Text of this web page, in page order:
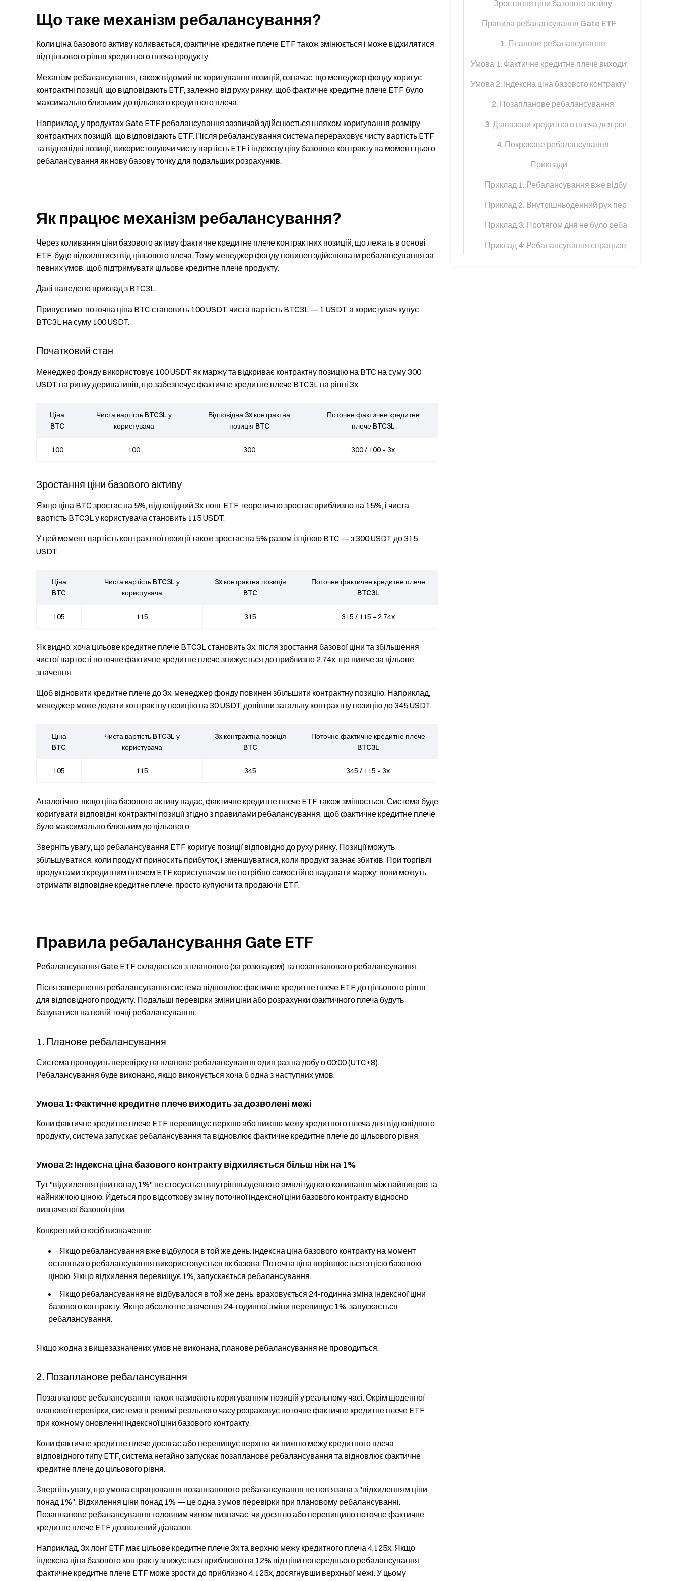
Що таке механізм ребалансування?
Коли ціна базового активу коливається, фактичне кредитне плече ETF також змінюється і може відхилятися
від цільового рівня кредитного плеча продукту.
Механізм ребалансування, також відомий як коригування позицій, означає, що менеджер фонду коригує
контрактні позиції, що відповідають ETF, залежно від руху ринку, щоб фактичне кредитне плече ETF було
максимально близьким до цільового кредитного плеча.
Наприклад, у продуктах Gate ETF ребалансування зазвичай здійснюється шляхом коригування розміру
контрактних позицій, що відповідають ETF. Після ребалансування система перераховує чисту вартість ETF
та відповідні позиції, використовуючи чисту вартість ETF і індексну ціну базового контракту на момент цього
ребалансування як нову базову точку для подальших розрахунків.
Як працює механізм ребалансування?
Через коливання ціни базового активу фактичне кредитне плече контрактних позицій, що лежать в основі
ETF, буде відхилятися від цільового плеча. Тому менеджер фонду повинен здійснювати ребалансування за
певних умов, щоб підтримувати цільове кредитне плече продукту.
Далі наведено приклад з BTC3L.
Припустимо, поточна ціна BTC становить 100 USDT, чиста вартість BTC3L — 1 USDT, а користувач купує
BTC3L на суму 100 USDT.
Початковий стан
Менеджер фонду використовує 100 USDT як маржу та відкриває контрактну позицію на BTC на суму 300
USDT на ринку деривативів, що забезпечує фактичне кредитне плече BTC3L на рівні 3x.
Ціна
BTC
Чиста вартість BTC3L у
користувача
Відповідна 3x контрактна
позиція BTC
Поточне фактичне кредитне
плече BTC3L
100 100 300 300 / 100 = 3x
Зростання ціни базового активу
Якщо ціна BTC зростає на 5%, відповідний 3x лонг ETF теоретично зростає приблизно на 15%, і чиста
вартість BTC3L у користувача становить 115 USDT.
У цей момент вартість контрактної позиції також зростає на 5% разом із ціною BTC — з 300 USDT до 315
USDT.
Ціна
BTC
Чиста вартість BTC3L у
користувача
3x контрактна позиція
BTC
Поточне фактичне кредитне плече
BTC3L
105 115 315 315 / 115 = 2.74x
Як видно, хоча цільове кредитне плече BTC3L становить 3x, після зростання базової ціни та збільшення
чистої вартості поточне фактичне кредитне плече знижується до приблизно 2.74x, що нижче за цільове
значення.
Щоб відновити кредитне плече до 3x, менеджер фонду повинен збільшити контрактну позицію. Наприклад,
менеджер може додати контрактну позицію на 30 USDT, довівши загальну контрактну позицію до 345 USDT.
Ціна
BTC
Чиста вартість BTC3L у
користувача
3x контрактна позиція
BTC
Поточне фактичне кредитне плече
BTC3L
105 115 345 345 / 115 = 3x
Аналогічно, якщо ціна базового активу падає, фактичне кредитне плече ETF також змінюється. Система буде
коригувати відповідні контрактні позиції згідно з правилами ребалансування, щоб фактичне кредитне плече
було максимально близьким до цільового.
Зверніть увагу, що ребалансування ETF коригує позиції відповідно до руху ринку. Позиції можуть
збільшуватися, коли продукт приносить прибуток, і зменшуватися, коли продукт зазнає збитків. При торгівлі
продуктами з кредитним плечем ETF користувачам не потрібно самостійно надавати маржу; вони можуть
отримати відповідне кредитне плече, просто купуючи та продаючи ETF.
Правила ребалансування Gate ETF
Ребалансування Gate ETF складається з планового (за розкладом) та позапланового ребалансування.
Після завершення ребалансування система відновлює фактичне кредитне плече ETF до цільового рівня
для відповідного продукту. Подальші перевірки зміни ціни або розрахунки фактичного плеча будуть
базуватися на новій точці ребалансування.
1. Планове ребалансування
Система проводить перевірку на планове ребалансування один раз на добу о 00:00 (UTC+8).
Ребалансування буде виконано, якщо виконується хоча б одна з наступних умов:
Умова 1: Фактичне кредитне плече виходить за дозволені межі
Коли фактичне кредитне плече ETF перевищує верхню або нижню межу кредитного плеча для відповідного
продукту, система запускає ребалансування та відновлює фактичне кредитне плече до цільового рівня.
Умова 2: Індексна ціна базового контракту відхиляється більш ніж на 1%
Тут "відхилення ціни понад 1%" не стосується внутрішньоденного амплітудного коливання між найвищою та
найнижчою ціною. Йдеться про відсоткову зміну поточної індексної ціни базового контракту відносно
визначеної базової ціни.
Конкретний спосіб визначення:
Якщо ребалансування вже відбулося в той же день: індексна ціна базового контракту на момент
останнього ребалансування використовується як базова. Поточна ціна порівнюється з цією базовою
ціною. Якщо відхилення перевищує 1%, запускається ребалансування.
Якщо ребалансування не відбувалося в той же день: враховується 24-годинна зміна індексної ціни
базового контракту. Якщо абсолютне значення 24-годинної зміни перевищує 1%, запускається
ребалансування.
Якщо жодна з вищезазначених умов не виконана, планове ребалансування не проводиться.
2. Позапланове ребалансування
Позапланове ребалансування також називають коригуванням позицій у реальному часі. Окрім щоденної
планової перевірки, система в режимі реального часу розраховує поточне фактичне кредитне плече ETF
при кожному оновленні індексної ціни базового контракту.
Коли фактичне кредитне плече досягає або перевищує верхню чи нижню межу кредитного плеча
відповідного типу ETF, система негайно запускає позапланове ребалансування та відновлює фактичне
кредитне плече до цільового рівня.
Зверніть увагу, що умова спрацювання позапланового ребалансування не пов’язана з "відхиленням ціни
понад 1%". Відхилення ціни понад 1% — це одна з умов перевірки при плановому ребалансуванні.
Позапланове ребалансування головним чином визначає, чи досягло або перевищило поточне фактичне
кредитне плече ETF дозволений діапазон.
Наприклад, 3x лонг ETF має цільове кредитне плече 3x та верхню межу кредитного плеча 4.125x. Якщо
індексна ціна базового контракту знижується приблизно на 12% від ціни попереднього ребалансування,
фактичне кредитне плече ETF може зрости до приблизно 4.125x, досягнувши верхньої межі. У цьому
Зростання ціни базового активу
Правила ребалансування Gate ETF
1. Планове ребалансування
Умова 1: Фактичне кредитне плече виходить за
Умова 2: Індексна ціна базового контракту
2. Позапланове ребалансування
3. Діапазони кредитного плеча для різних типів ETF
4. Покрокове ребалансування
Приклади
Приклад 1: Ребалансування вже відбулося,
Приклад 2: Внутрішньоденний рух перевищив 1%,
Приклад 3: Протягом дня не було ребалансування,
Приклад 4: Ребалансування спрацьовує, коли